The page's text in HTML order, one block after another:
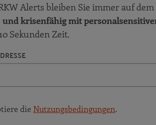
Alerts bleiben Sie immer auf
krisenfähig mit
Sekunden Zeit.
die Nutzungsbedingungen.